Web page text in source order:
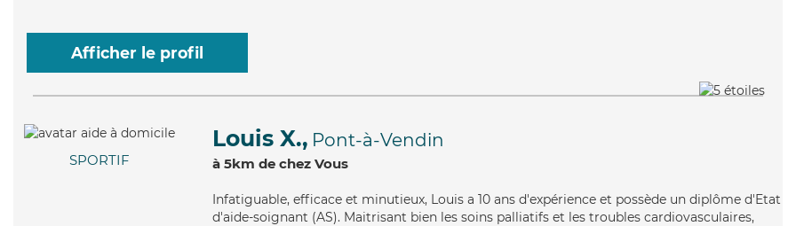
Afficher le profil
SPORTIF
Louis X., Pont-à-Vendin
à 5km de chez Vous
Infatiguable, efficace et minutieux, Louis a 10 ans d'expérience et possède un diplôme d'Etat
d'aide-soignant (AS). Maitrisant bien les soins palliatifs et les troubles cardiovasculaires,